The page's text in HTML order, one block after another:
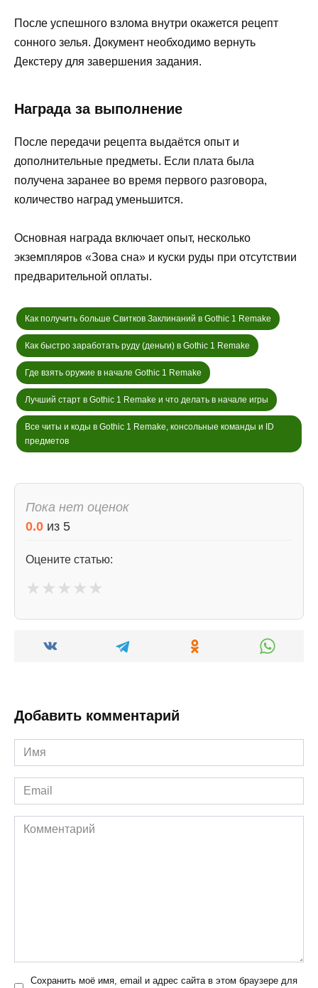
После успешного взлома внутри окажется рецепт
сонного зелья. Документ необходимо вернуть
Декстеру для завершения задания.
Награда за выполнение
После передачи рецепта выдаётся опыт и
дополнительные предметы. Если плата была
получена заранее во время первого разговора,
количество наград уменьшится.
Основная награда включает опыт, несколько
экземпляров «Зова сна» и куски руды при отсутствии
предварительной оплаты.
Как получить больше Свитков Заклинаний в Gothic 1 Remake
Как быстро заработать руду (деньги) в Gothic 1 Remake
Где взять оружие в начале Gothic 1 Remake
Лучший старт в Gothic 1 Remake и что делать в начале игры
Все читы и коды в Gothic 1 Remake, консольные команды и ID
предметов
Пока нет оценок
0.0 из 5
Оцените статью:
★ ★ ★ ★ ★
Добавить комментарий
Имя
*
Email
*
Комментарий
Сохранить моё имя, email и адрес сайта в этом браузере для